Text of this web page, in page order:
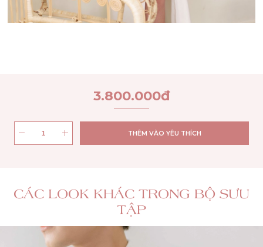
3.800.000đ
THÊM VÀO YÊU THÍCH
CÁC LOOK KHÁC TRONG BỘ SƯU
TẬP